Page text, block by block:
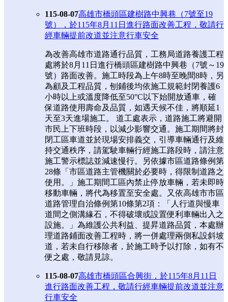
115-08-07高雄市橋頭區建樹路中興巷（7號至19
號），於115年8月11日進行路面改善工程，敬請行
經車輛提前改道並注意行車安全
為改善高雄市道路通行品質，工務局道路養護工程
處將於8月11日進行橋頭區建樹路中興巷（7號～19
號）路面改善。施工時段為上午8時至晚間8時，另
為顧及工程品質，刨鋪後均依施工規範封閉養護6
小時以上或溫度降低至50°C以下始開放通車，確
保道路使用壽命及品質，如遇天候不佳，將順延1
天至3天進場施工。 道工處表示，道路施工將避開
市民上下班時段，以減少影響交通。施工期間將封
閉工區車道並於現場安排義交，引導車輛通行及維
持交通秩序，請駕駛車輛行經施工路段時，請注意
施工警示標誌並減速慢行。另依據市區道路條例第
28條「市區道路主管機關於必要時，得限制道路之
使用。」施工期間工區內禁止停放車輛，若未即時
移動車輛，將代為移置至安全處。又依高雄市市區
道路管理自治條例第10條第2項：「人行道與慢車
道間之側溝緣石，不得破壞或設置便利車輛出入之
設施。」為維護公共利益、提昇道路品質，本處辦
理道路鋪面改善工程時，將一併處理兩側私設斜坡
道，若未自行移除者，於施工時予以打除，如有不
便之處，敬請見諒。
115-08-07高雄市橋頭區合興街，於115年8月11日
進行路面改善工程，敬請行經車輛提前改道並注意
行車安全